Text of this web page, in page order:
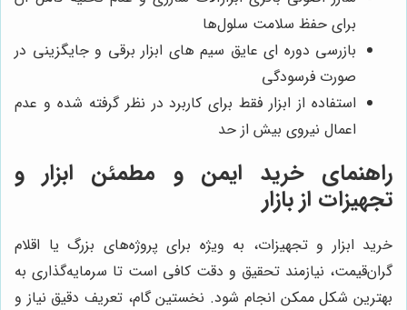
برای حفظ سلامت سلول‌ها
بازرسی دوره ای عایق سیم های ابزار برقی و جایگزینی در
صورت فرسودگی
استفاده از ابزار فقط برای کاربرد در نظر گرفته شده و عدم
اعمال نیروی بیش از حد
راهنمای خرید ایمن و مطمئن ابزار و
تجهیزات از بازار
خرید ابزار و تجهیزات، به ویژه برای پروژه‌های بزرگ یا اقلام
گران‌قیمت، نیازمند تحقیق و دقت کافی است تا سرمایه‌گذاری به
بهترین شکل ممکن انجام شود. نخستین گام، تعریف دقیق نیاز و